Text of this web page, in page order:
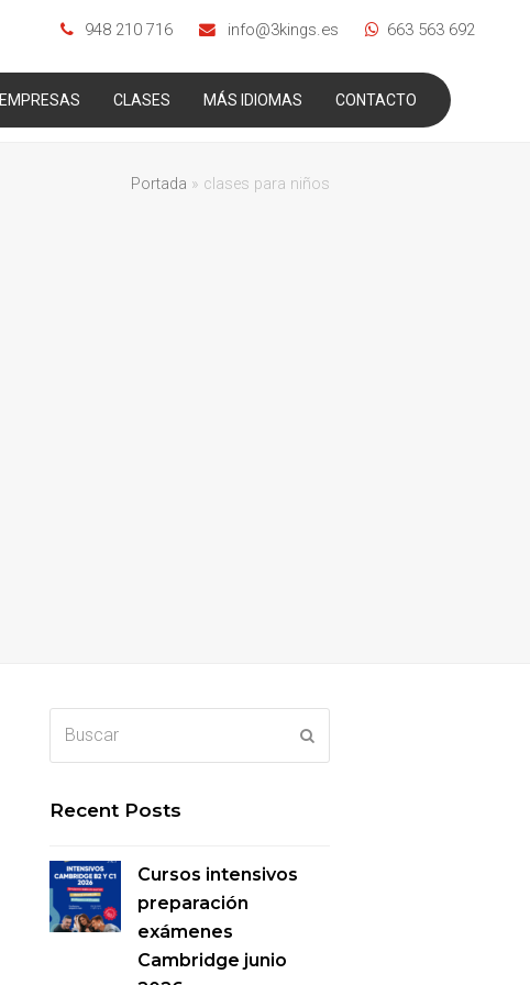
948 210 716 info@3kings.es 663 563 692
EMPRESAS CLASES MÁS IDIOMAS CONTACTO
Portada » clases para niños
Recent Posts
Cursos intensivos
preparación
exámenes
Cambridge junio